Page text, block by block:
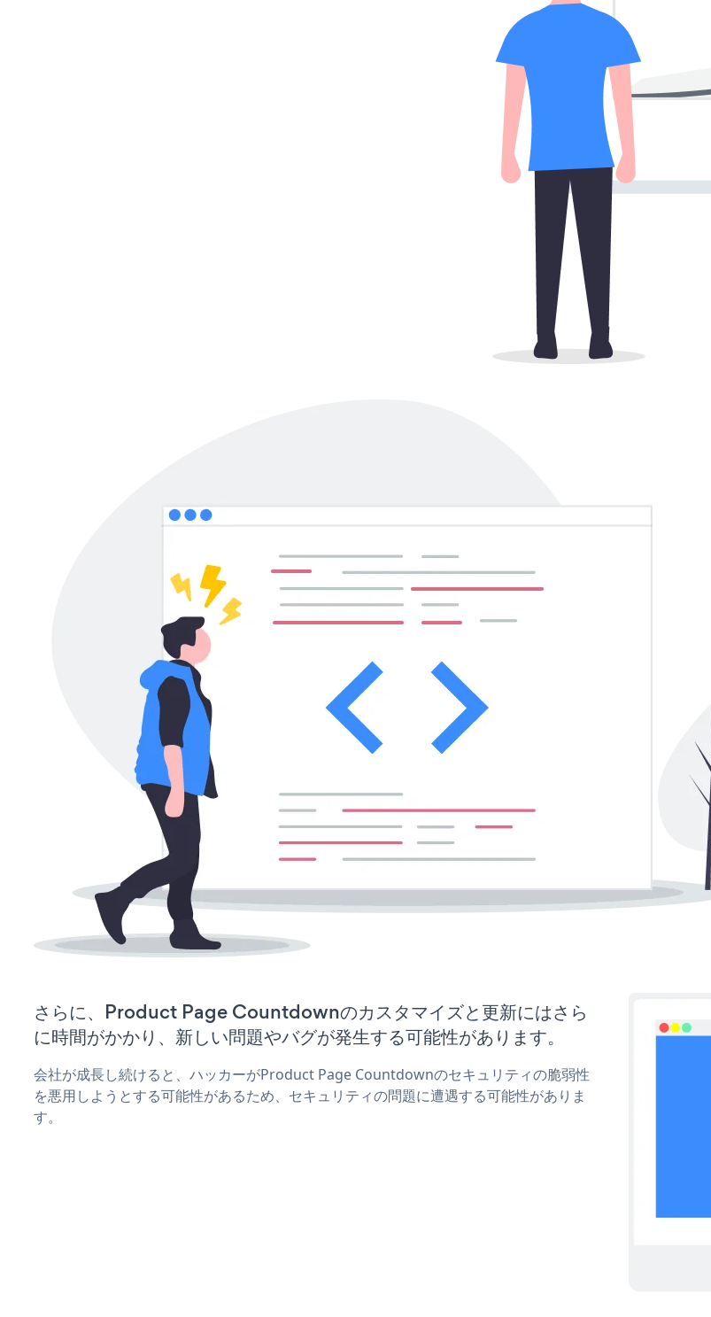
さらに、Product Page Countdownのカスタマイズと更新にはさら
に時間がかかり、新しい問題やバグが発生する可能性があります。
会社が成長し続けると、ハッカーがProduct Page Countdownのセキュリティの脆弱性
を悪用しようとする可能性があるため、セキュリティの問題に遭遇する可能性がありま
す。